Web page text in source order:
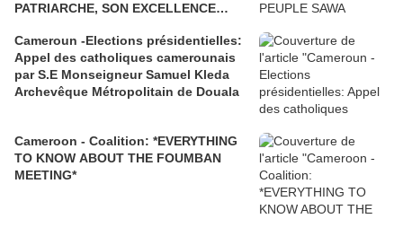
PATRIARCHE, SON EXCELLENCE
Cameroun -Elections présidentielles:
Appel des catholiques camerounais
par S.E Monseigneur Samuel Kleda
Archevêque Métropolitain de Douala
Cameroon - Coalition: *EVERYTHING
TO KNOW ABOUT THE FOUMBAN
MEETING*